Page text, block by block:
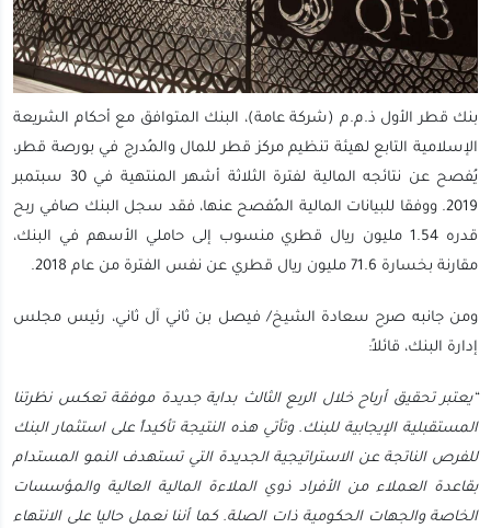
بنك قطر الأول ذ.م.م (شركة عامة)، البنك المتوافق مع أحكام الشريعة
الإسلامية التابع لهيئة تنظيم مركز قطر للمال والمُدرج في بورصة قطر،
يُفصح عن نتائجه المالية لفترة الثلاثة أشهر المنتهية في 30 سبتمبر
2019. ووفقا للبيانات المالية المُفصح عنها، فقد سجل البنك صافي ربح
قدره 1.54 مليون ريال قطري منسوب إلى حاملي الأسهم في البنك،
مقارنة بخسارة 71.6 مليون ريال قطري عن نفس الفترة من عام 2018.
ومن جانبه صرح سعادة الشيخ/ فيصل بن ثاني آل ثاني، رئيس مجلس
إدارة البنك، قائلاً:
“يعتبر تحقيق أرباح خلال الربع الثالث بداية جديدة موفقة تعكس نظرتنا
المستقبلية الإيجابية للبنك. وتأتي هذه النتيجة تأكيداً على استثمار البنك
للفرص الناتجة عن الاستراتيجية الجديدة التي تستهدف النمو المستدام
بقاعدة العملاء من الأفراد ذوي الملاءة المالية العالية والمؤسسات
الخاصة والجهات الحكومية ذات الصلة. كما أننا نعمل حاليا على الانتهاء